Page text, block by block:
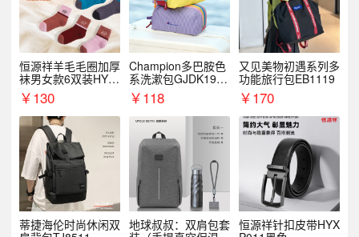
恒源祥羊毛毛圈加厚
袜男女款6双装HYX
068WZ
￥130
Champion多巴胺色
系洗漱包GJDK19R
1￥118
又见美物初遇系列多
功能旅行包EB1119
￥170
蒂捷海伦时尚休闲双 地球叔叔：双肩包套 恒源祥针扣皮带HYX